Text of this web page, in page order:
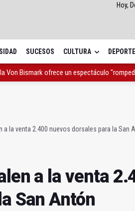
Hoy,
SUCESOS CULTURA
Von Bismark ofrece un espectáculo
a la venta 2.400 nuevos dorsales para la San
a la venta
San Antón